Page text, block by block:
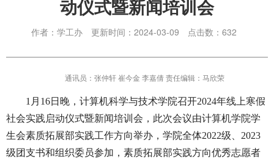
动仪式暨新闻培训会
作者：学工办 更新时间：2024-03-09 点击数： 632
通讯员：张仲轩 崔今金 李嘉倩 责任编辑：马欣荣
1月16日晚，计算机科学与技术学院召开2024年线上寒假
社会实践启动仪式暨新闻培训会，此次会议由计算机学院学
生会素质拓展部实践工作方向举办，学院全体2022级、2023
级团支书和组织委员参加，素质拓展部实践方向优秀志愿者